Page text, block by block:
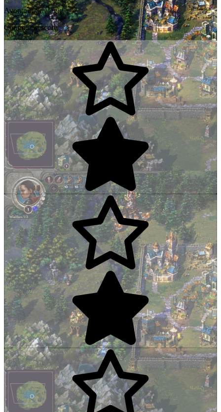
Avontuur Strategie
Communityscore